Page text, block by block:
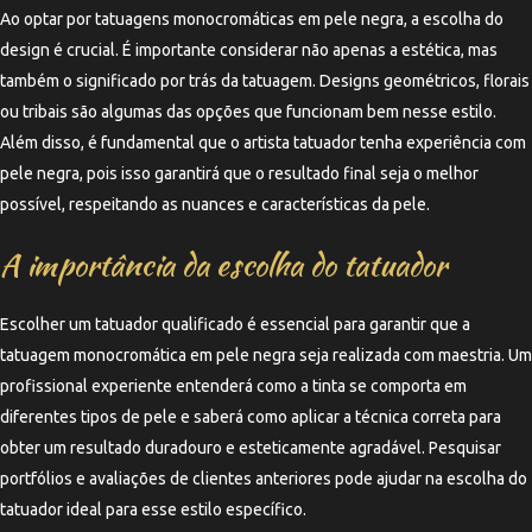
Ao optar por tatuagens monocromáticas em pele negra, a escolha do
design é crucial. É importante considerar não apenas a estética, mas
também o significado por trás da tatuagem. Designs geométricos, florais
ou tribais são algumas das opções que funcionam bem nesse estilo.
Além disso, é fundamental que o artista tatuador tenha experiência com
pele negra, pois isso garantirá que o resultado final seja o melhor
possível, respeitando as nuances e características da pele.
A importância da escolha do tatuador
Escolher um tatuador qualificado é essencial para garantir que a
tatuagem monocromática em pele negra seja realizada com maestria. Um
profissional experiente entenderá como a tinta se comporta em
diferentes tipos de pele e saberá como aplicar a técnica correta para
obter um resultado duradouro e esteticamente agradável. Pesquisar
portfólios e avaliações de clientes anteriores pode ajudar na escolha do
tatuador ideal para esse estilo específico.